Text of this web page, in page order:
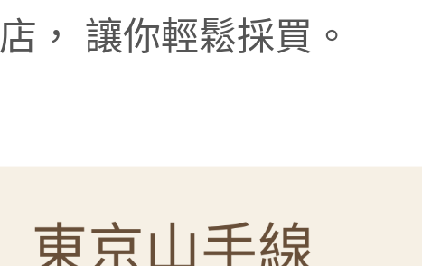
店， 讓你輕鬆採買。